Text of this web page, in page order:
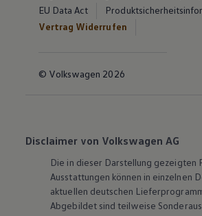
EU Data Act
Vertrag Widerrufen
© Volkswagen 2026
Disclaimer von Volkswagen AG
Die in dieser Darstellung gezeigten
Ausstattungen können in einzelnen
aktuellen deutschen
Abgebildet sind teilweise